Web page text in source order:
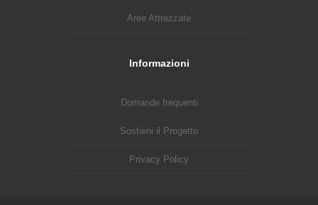
Aree Attrezzate
Informazioni
Domande frequenti
Sostieni il Progetto
Privacy Policy